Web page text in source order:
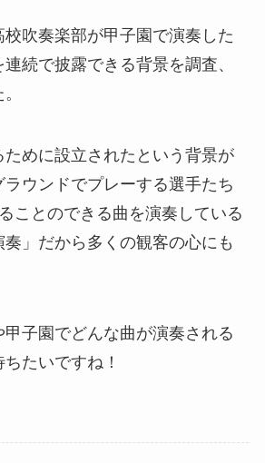
吹奏楽部が甲子園で演奏した
続で披露できる背景を調査、
ために設立されたという背景が
ウンドでプレーする選手たち
ことのできる曲を演奏している
奏」だから多くの観客の心にも
甲子園でどんな曲が演奏される
たいですね！